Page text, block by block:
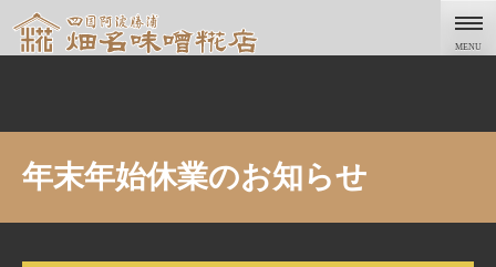
content
MENU
年末年始休業のお知らせ